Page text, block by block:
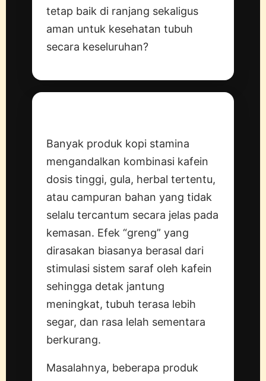
tetap baik di ranjang sekaligus
aman untuk kesehatan tubuh
secara keseluruhan?
Banyak produk kopi stamina
mengandalkan kombinasi kafein
dosis tinggi, gula, herbal tertentu,
atau campuran bahan yang tidak
selalu tercantum secara jelas pada
kemasan. Efek “greng” yang
dirasakan biasanya berasal dari
stimulasi sistem saraf oleh kafein
sehingga detak jantung
meningkat, tubuh terasa lebih
segar, dan rasa lelah sementara
berkurang.
Masalahnya, beberapa produk